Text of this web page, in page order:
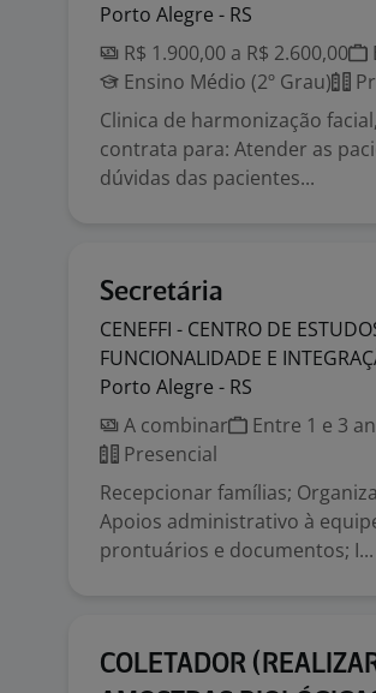
Porto Alegre - RS
R$ 1.900,00 a R$ 2.600,00
Ensino Médio (2º Grau)
Clinica de harmonização
contrata para: Atender as
dúvidas das pacientes...
Secretária
CENEFFI - CENTRO DE
FUNCIONALIDADE E
Porto Alegre - RS
A combinar
Entre 1 e 3
Presencial
Recepcionar famílias;
Apoios administrativo à
prontuários e documentos; I...
COLETADOR